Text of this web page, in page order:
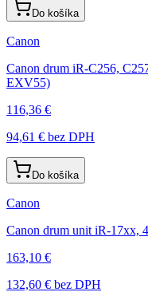
Do košíka
Canon
Canon drum iR-C256,
EXV55)
116,36 €
94,61 € bez DPH
Do košíka
Canon
Canon drum unit iR-17xx,
163,10 €
132,60 € bez DPH